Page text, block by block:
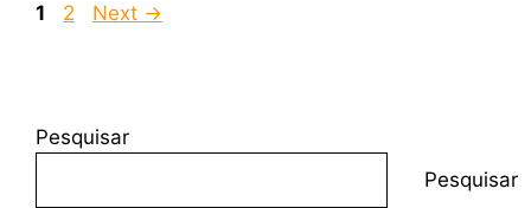
1 2 Next →
Pesquisar
Pesquisar